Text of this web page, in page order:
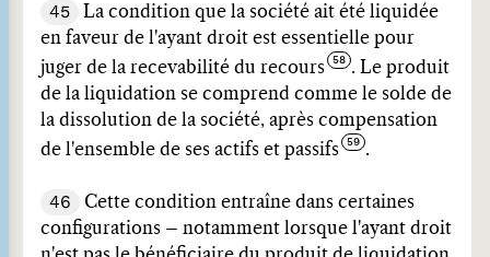
45
La condition que la société ait été liquidée
en faveur de l'ayant droit est essentielle pour
juger de la recevabilité du recours
. Le produit
de la liquidation se comprend comme le solde de
la dissolution de la société, après compensation
de l'ensemble de ses actifs et passifs
.
46
Cette condition entraîne dans certaines
configurations – notamment lorsque l'ayant droit